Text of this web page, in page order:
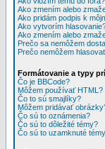
Ako zmením alebo
Ako pridám podpis k
Ako vytvorím
Ako zmením alebo
Prečo sa nemôžem
Prečo nemôžem
Formátovanie a typy
Čo je BBCode?
Môžem používať HTML?
Čo to sú smajlíky?
Môžem pridávať
Čo sú to oznámenia?
Čo sú to dôležité témy?
Čo sú to uzamknuté